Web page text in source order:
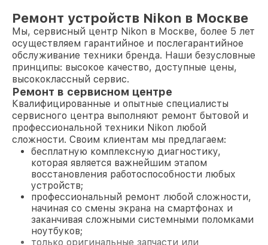
Ремонт устройств Nikon в Москве
Мы, сервисный центр Nikon в Москве, более 5 лет
осуществляем гарантийное и послегарантийное
обслуживание техники бренда. Наши безусловные
принципы: высокое качество, доступные цены,
высококлассный сервис.
Ремонт в сервисном центре
Квалифицированные и опытные специалисты
сервисного центра выполняют ремонт бытовой и
профессиональной техники Nikon любой
сложности. Своим клиентам мы предлагаем:
бесплатную комплексную диагностику,
которая является важнейшим этапом
восстановления работоспособности любых
устройств;
профессиональный ремонт любой сложности,
начиная со смены экрана на смартфонах и
заканчивая сложными системными поломками
ноутбуков;
только оригинальные запчасти или